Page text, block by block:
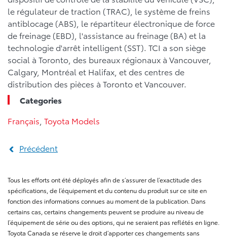
le régulateur de traction (TRAC), le système de freins
antiblocage (ABS), le répartiteur électronique de force
de freinage (EBD), l'assistance au freinage (BA) et la
technologie d'arrêt intelligent (SST). TCI a son siège
social à Toronto, des bureaux régionaux à Vancouver,
Calgary, Montréal et Halifax, et des centres de
distribution des pièces à Toronto et Vancouver.
Categories
Français Toyota Models
Précédent
Tous les efforts ont été déployés afin de s’assurer de l’exactitude des
spécifications, de l’équipement et du contenu du produit sur ce site en
fonction des informations connues au moment de la publication. Dans
certains cas, certains changements peuvent se produire au niveau de
l’équipement de série ou des options, qui ne seraient pas reflétés en ligne.
Toyota Canada se réserve le droit d’apporter ces changements sans